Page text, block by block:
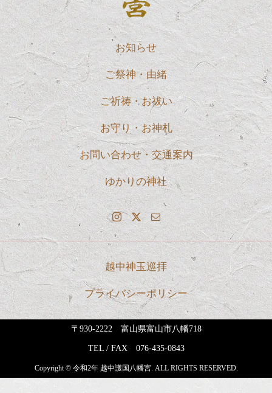
お知らせ
ご祭神・由緒
ご祈祷・お祓い
お守り・お神札
お問い合わせ・交通案内
ゆかりの神社
越中神玉巡拝
プライバシーポリシー
〒930-2222 富山県富山市八幡718
TEL / FAX 076-435-0843
Copyright © 令和2年 越中護国八幡宮. ALL RIGHTS RESERVED.